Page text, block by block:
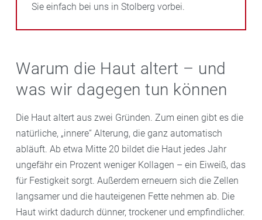
Sie einfach bei uns in Stolberg vorbei.
Warum die Haut altert – und
was wir dagegen tun können
Die Haut altert aus zwei Gründen. Zum einen gibt es die
natürliche, „innere“ Alterung, die ganz automatisch
abläuft. Ab etwa Mitte 20 bildet die Haut jedes Jahr
ungefähr ein Prozent weniger Kollagen – ein Eiweiß, das
für Festigkeit sorgt. Außerdem erneuern sich die Zellen
langsamer und die hauteigenen Fette nehmen ab. Die
Haut wirkt dadurch dünner, trockener und empfindlicher.